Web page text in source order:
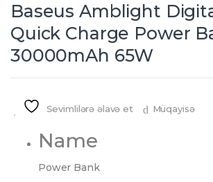
Baseus Amblight
Quick Charge Power
30000mAh 65W
Sevimlilərə əlavə et Müqayisə
Name
Power Bank